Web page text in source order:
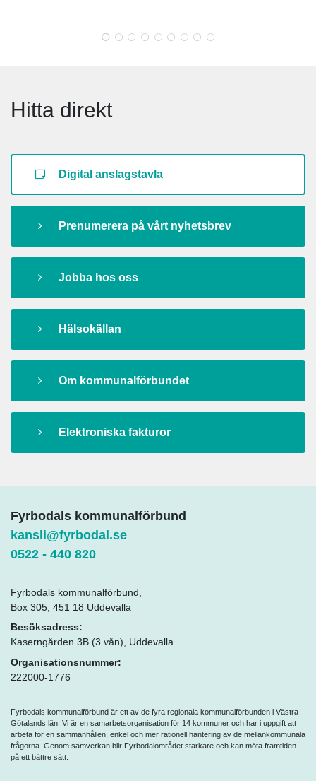
Hitta direkt
Digital anslagstavla
Prenumerera på vårt nyhetsbrev
Jobba hos oss
Hälsokällan
Om kommunalförbundet
Elektroniska fakturor
Fyrbodals kommunalförbund
kansli@fyrbodal.se
0522 - 440 820
Fyrbodals kommunalförbund,
Box 305, 451 18 Uddevalla
Besöksadress:
Kaserngården 3B (3 vån), Uddevalla
Organisationsnummer:
222000-1776
Fyrbodals kommunalförbund är ett av de fyra regionala kommunalförbunden i Västra
Götalands län. Vi är en samarbetsorganisation för 14 kommuner och har i uppgift att
arbeta för en sammanhållen, enkel och mer rationell hantering av de mellankommunala
frågorna. Genom samverkan blir Fyrbodalområdet starkare och kan möta framtiden
på ett bättre sätt.